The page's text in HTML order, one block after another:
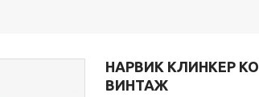
НАРВИК КЛИНКЕР
ВИНТАЖ